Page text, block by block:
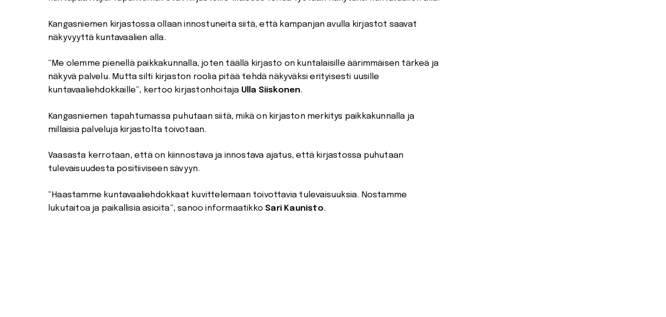
Kangasniemen kirjastossa ollaan innostuneita siitä, että kampanjan avulla kirjastot saavat
näkyvyyttä kuntavaalien alla.
“Me olemme pienellä paikkakunnalla, joten täällä kirjasto on kuntalaisille äärimmäisen tärkeä ja
näkyvä palvelu. Mutta silti kirjaston roolia pitää tehdä näkyväksi erityisesti uusille
kuntavaaliehdokkaille”, kertoo kirjastonhoitaja Ulla Siiskonen.
Kangasniemen tapahtumassa puhutaan siitä, mikä on kirjaston merkitys paikkakunnalla ja
millaisia palveluja kirjastolta toivotaan.
Vaasasta kerrotaan, että on kiinnostava ja innostava ajatus, että kirjastossa puhutaan
tulevaisuudesta positiiviseen sävyyn.
“Haastamme kuntavaaliehdokkaat kuvittelemaan toivottavia tulevaisuuksia. Nostamme
lukutaitoa ja paikallisia asioita”, sanoo informaatikko Sari Kaunisto.